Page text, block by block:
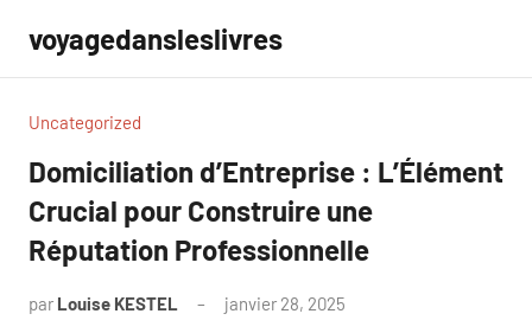
contenu
voyagedansleslivres
Uncategorized
Domiciliation d’Entreprise : L’Élément
Crucial pour Construire une
Réputation Professionnelle
par Louise KESTEL janvier 28, 2025